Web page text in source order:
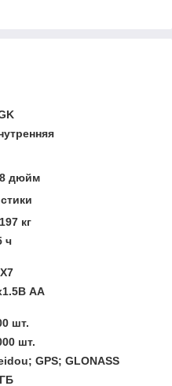
дюйм
кг
ч
AA
шт.
шт.
GPS; GLONASS